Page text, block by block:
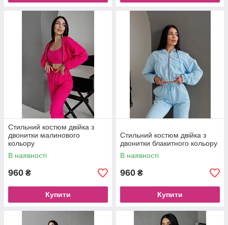
Стильний костюм двійка з
двонитки малинового
кольору
В наявності
960 ₴
Купити
Стильний костюм двійка з
двонитки блакитного кольору
В наявності
960 ₴
Купити